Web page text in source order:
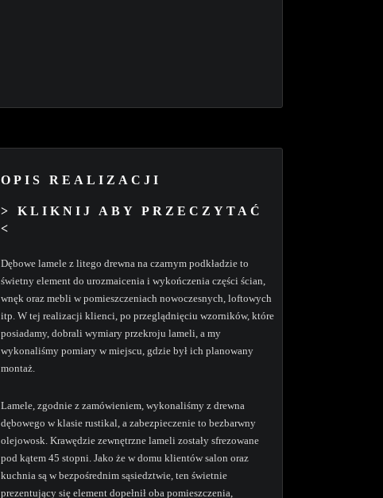
OPIS REALIZACJI
> KLIKNIJ ABY PRZECZYTAĆ
<
Dębowe lamele z litego drewna na czarnym podkładzie to
świetny element do urozmaicenia i wykończenia części ścian,
wnęk oraz mebli w pomieszczeniach nowoczesnych, loftowych
itp. W tej realizacji klienci, po przeglądnięciu wzorników, które
posiadamy, dobrali wymiary przekroju lameli, a my
wykonaliśmy pomiary w miejscu, gdzie był ich planowany
montaż.
Lamele, zgodnie z zamówieniem, wykonaliśmy z drewna
dębowego w klasie rustikal, a zabezpieczenie to bezbarwny
olejowosk. Krawędzie zewnętrzne lameli zostały sfrezowane
pod kątem 45 stopni. Jako że w domu klientów salon oraz
kuchnia są w bezpośrednim sąsiedztwie, ten świetnie
prezentujący się element dopełnił oba pomieszczenia,